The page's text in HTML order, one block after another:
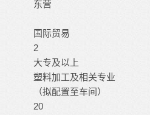
东营
国际贸易
2
大专及以上
塑料加工及相关专业
（拟配置至车间）
20